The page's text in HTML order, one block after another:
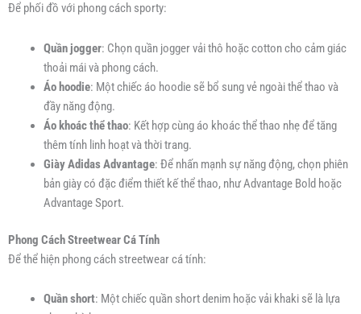
Để phối đồ với phong cách sporty:
Quần jogger: Chọn quần jogger vải thô hoặc cotton cho cảm giác
thoải mái và phong cách.
Áo hoodie: Một chiếc áo hoodie sẽ bổ sung vẻ ngoài thể thao và
đầy năng động.
Áo khoác thể thao: Kết hợp cùng áo khoác thể thao nhẹ để tăng
thêm tính linh hoạt và thời trang.
Giày Adidas Advantage: Để nhấn mạnh sự năng động, chọn phiên
bản giày có đặc điểm thiết kế thể thao, như Advantage Bold hoặc
Advantage Sport.
Phong Cách Streetwear Cá Tính
Để thể hiện phong cách streetwear cá tính:
Quần short: Một chiếc quần short denim hoặc vải khaki sẽ là lựa